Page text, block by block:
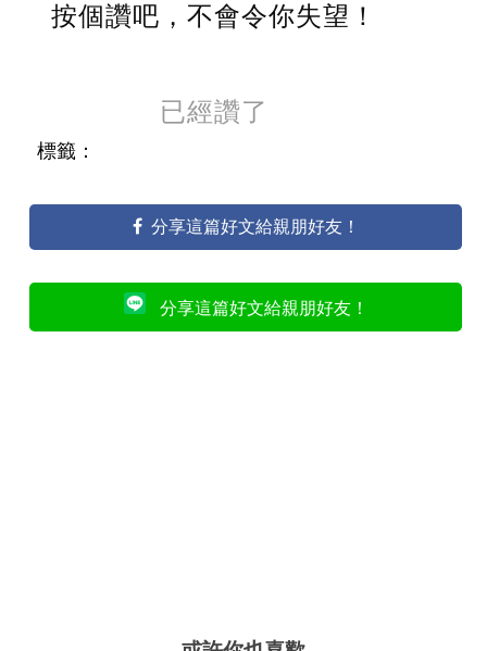
按個讚吧，不會令你失望！
已經讚了
標籤：
分享這篇好文給親朋好友！
分享這篇好文給親朋好友！